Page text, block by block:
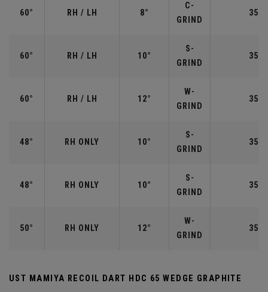
60° RH / LH 8°
C-
GRIND
60° RH / LH 10°
S-
GRIND
60° RH / LH 12°
W-
GRIND
48° RH ONLY 10°
S-
GRIND
48° RH ONLY 10°
S-
GRIND
50° RH ONLY 12°
W-
GRIND
UST MAMIYA RECOIL DART HDC 65 WEDGE GRAPHITE